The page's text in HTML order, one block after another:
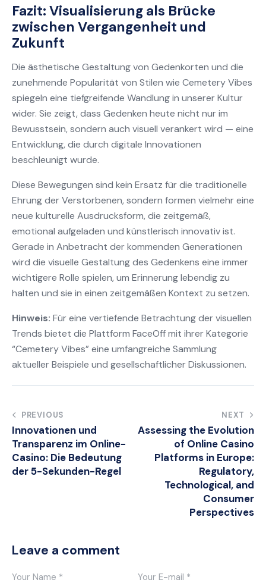
Fazit: Visualisierung als Brücke
zwischen Vergangenheit und
Zukunft
Die ästhetische Gestaltung von Gedenkorten und die
zunehmende Popularität von Stilen wie Cemetery Vibes
spiegeln eine tiefgreifende Wandlung in unserer Kultur
wider. Sie zeigt, dass Gedenken heute nicht nur im
Bewusstsein, sondern auch visuell verankert wird — eine
Entwicklung, die durch digitale Innovationen
beschleunigt wurde.
Diese Bewegungen sind kein Ersatz für die traditionelle
Ehrung der Verstorbenen, sondern formen vielmehr eine
neue kulturelle Ausdrucksform, die zeitgemäß,
emotional aufgeladen und künstlerisch innovativ ist.
Gerade in Anbetracht der kommenden Generationen
wird die visuelle Gestaltung des Gedenkens eine immer
wichtigere Rolle spielen, um Erinnerung lebendig zu
halten und sie in einen zeitgemäßen Kontext zu setzen.
Hinweis: Für eine vertiefende Betrachtung der visuellen
Trends bietet die Plattform FaceOff mit ihrer Kategorie
“Cemetery Vibes” eine umfangreiche Sammlung
aktueller Beispiele und gesellschaftlicher Diskussionen.
Post
navigation
PREVIOUS
Innovationen und
Transparenz im Online-
Casino: Die Bedeutung
der 5-Sekunden-Regel
NEXT
Assessing the Evolution
of Online Casino
Platforms in Europe:
Regulatory,
Technological, and
Consumer
Perspectives
Leave a comment